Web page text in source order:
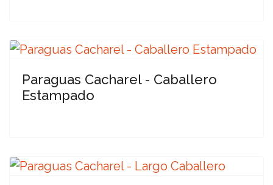
Paraguas Cacharel - Caballero
Estampado